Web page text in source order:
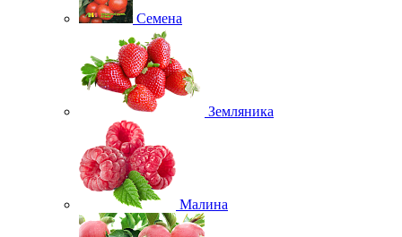
Семена
Земляника
Малина